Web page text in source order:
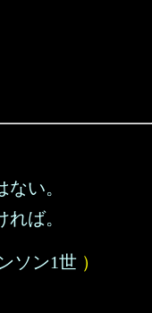
い。
ば。
ソン1世 ）